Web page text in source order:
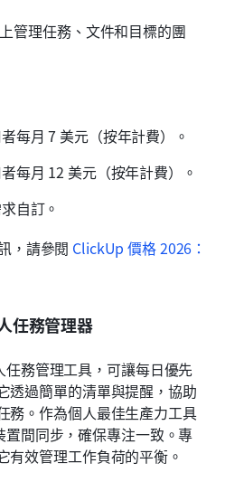
管理任務、文件和目標的團
每月 7 美元（按年計費）。
每月 12 美元（按年計費）。
自訂。
，請參閱 ClickUp 價格 2026：
任務管理器
務管理工具，可讓每日優先
透過簡單的清單與提醒，協助
務。作為個人最佳生產力工具
間同步，確保專注一致。專
有效管理工作負荷的平衡。